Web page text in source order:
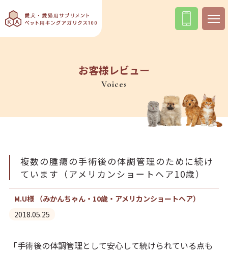
お客様レビュー
Voices
複数の腫瘍の手術後の体調管理のために続け
ています（アメリカンショートヘア10歳）
M.U様 （みかんちゃん・10歳・アメリカンショートヘア）
2018.05.25
「手術後の体調管理として安心して続けられている点も